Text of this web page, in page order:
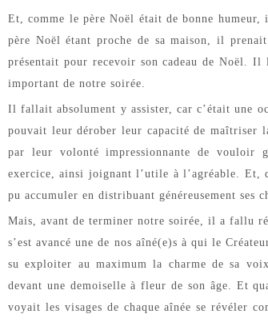
Et, comme le père Noël était de bonne
père Noël étant proche de sa maison, il
présentait pour recevoir son cadeau de Noël.
important de notre soirée.
Il fallait absolument y assister, car c’était une
pouvait leur dérober leur capacité de maîtriser
par leur volonté impressionnante de vouloir
exercice, ainsi joignant l’utile à l’agréable.
pu accumuler en distribuant généreusement ses
Mais, avant de terminer notre soirée, il a fallu
s’est avancé une de nos aîné(e)s à qui le
su exploiter au maximum la charme de sa
devant une demoiselle à fleur de son âge. Et
voyait les visages de chaque aînée se révéler